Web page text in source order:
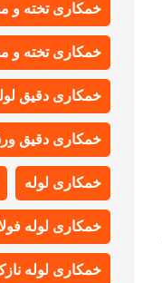
خمکاری تخته و
خمکاری تخته و
خمکاری دقیق
خمکاری دقیق
خمکاری لوله
خمکاری لوله
خمکاری لوله